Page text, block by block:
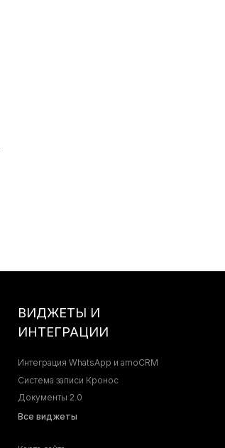
ВИДЖЕТЫ И
ИНТЕГРАЦИИ
Интеграция WhatsApp и amoCRM
Система записи Кронос
Документы 2.0
Все виджеты